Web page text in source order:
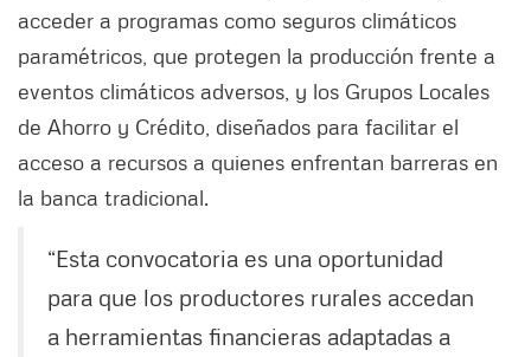
acceder a programas como seguros climáticos
paramétricos, que protegen la producción frente a
eventos climáticos adversos, y los Grupos Locales
de Ahorro y Crédito, diseñados para facilitar el
acceso a recursos a quienes enfrentan barreras en
la banca tradicional.
“Esta convocatoria es una oportunidad
para que los productores rurales accedan
a herramientas financieras adaptadas a